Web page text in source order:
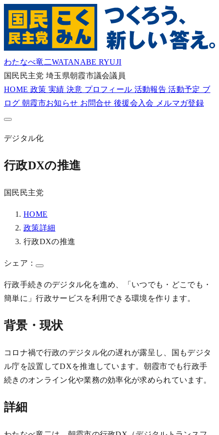
わたなべ竜二WATANABE RYUJI
国民民主党 埼玉県朝霞市議会議員
HOME 政策 実績 決意 プロフィール 活動報告活動予定 ブ
ログ 朝霞市お知らせ お問合せ後援会入会 メルマガ登録
デジタル化
行政DXの推進
国民民主党
HOME
政策詳細
行政DXの推進
シェア：
行政手続きのデジタル化を進め、「いつでも・どこでも・
簡単に」行政サービスを利用できる環境を作ります。
背景・現状
コロナ禍で行政のデジタル化の遅れが露呈し、国もデジタ
ル庁を設置してDXを推進しています。朝霞市でも行政手
続きのオンライン化や業務の効率化が求められています。
詳細